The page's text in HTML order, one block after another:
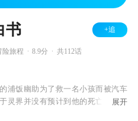
书 +追
险旅程 8.9分 共112话
浦饭幽助为了救一名小孩而被汽车
灵界并没有预计到他的死亡，并没
展开